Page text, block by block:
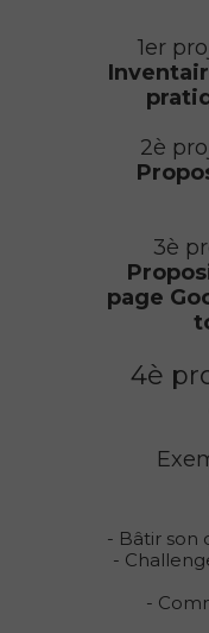
1er
2è
3è
page
4è
- Bâtir son
-
-